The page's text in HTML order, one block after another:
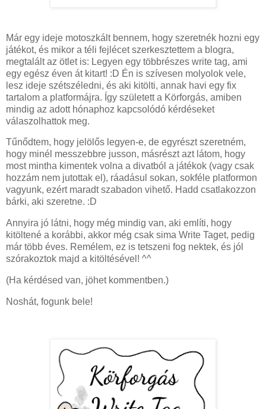
Már egy ideje motoszkált bennem, hogy szeretnék hozni egy
játékot, és mikor a téli fejlécet szerkesztettem a blogra,
megtalált az ötlet is: Legyen egy többrészes write tag, ami
egy egész éven át kitart! :D Én is szívesen molyolok vele,
lesz ideje szétszéledni, és aki kitölti, annak havi egy fix
tartalom a platformájra. Így született a Körforgás, amiben
mindig az adott hónaphoz kapcsolódó kérdéseket
válaszolhattok meg.
Tűnődtem, hogy jelölős legyen-e, de egyrészt szeretném,
hogy minél messzebbre jusson, másrészt azt látom, hogy
most mintha kimentek volna a divatból a játékok (vagy csak
hozzám nem jutottak el), ráadásul sokan, sokféle platformon
vagyunk, ezért maradt szabadon vihető. Hadd csatlakozzon
bárki, aki szeretne. :D
Annyira jó látni, hogy még mindig van, aki említi, hogy
kitöltené a korábbi, akkor még csak sima Write Taget, pedig
már több éves. Remélem, ez is tetszeni fog nektek, és jól
szórakoztok majd a kitöltésével! ^^
(Ha kérdésed van, jöhet kommentben.)
Noshát, fogunk bele!